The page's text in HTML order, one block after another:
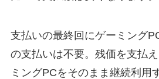
支払いの最終回にゲーミング
の支払いは不要。残価を支払
ミングPCをそのまま継続利用